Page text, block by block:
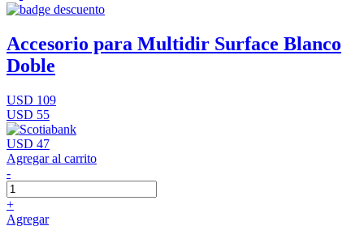
Accesorio para Multidir Surface Blanco
Doble
USD 109
USD 55
USD 47
Agregar al carrito
-
+
Agregar